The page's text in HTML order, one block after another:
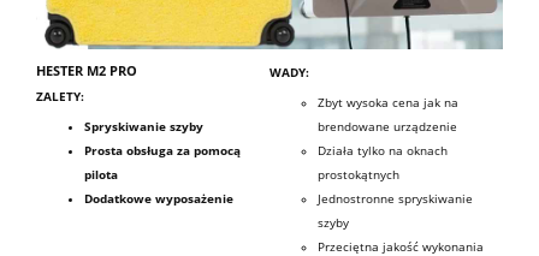
HESTER M2 PRO
ZALETY:
Spryskiwanie szyby
Prosta obsługa za pomocą
pilota
Dodatkowe wyposażenie
WADY:
Zbyt wysoka cena jak na
brendowane urządzenie
Działa tylko na oknach
prostokątnych
Jednostronne spryskiwanie
szyby
Przeciętna jakość wykonania